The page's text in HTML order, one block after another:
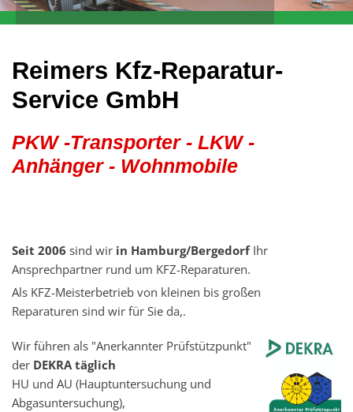
Reimers Kfz-Reparatur-
Service GmbH
PKW -Transporter - LKW -
Anhänger - Wohnmobile
Seit 2006 sind wir in Hamburg/BergedorfIhr
Ansprechpartner rund um KFZ-Reparaturen.
Als KFZ-Meisterbetrieb von kleinen bis großen
Reparaturen sind wir für Sie da,.
Wir führen als "Anerkannter Prüfstützpunkt"
der DEKRA täglich
HU und AU (Hauptuntersuchung und
Abgasuntersuchung),